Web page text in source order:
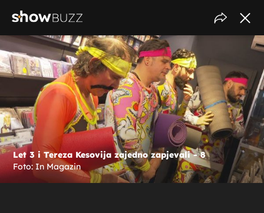
Let 3 i Tereza Kesovija zajedno zapjevali - 8
Foto: In Magazin